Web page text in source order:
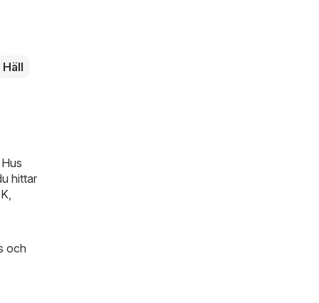
Häll
Hus
hittar
,
och